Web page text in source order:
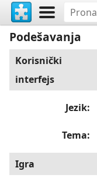
Podešavanja
Korisnički
interfejs
Jezik
Tema
Igra